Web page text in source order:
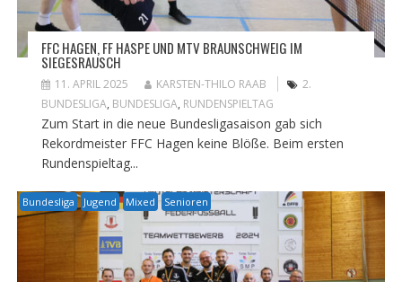
FFC HAGEN, FF HASPE UND MTV BRAUNSCHWEIG IM
SIEGESRAUSCH
11. APRIL 2025 KARSTEN-THILO RAAB
2.
BUNDESLIGA, BUNDESLIGA, RUNDENSPIELTAG
Zum Start in die neue Bundesligasaison gab sich
Rekordmeister FFC Hagen keine Blöße. Beim ersten
Rundenspieltag...
Bundesliga Jugend Mixed Senioren